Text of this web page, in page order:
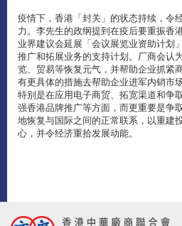
疫情下，香港「封关」的状态持续，令
力。李先生的政纲提到在疫后要重振香
业界建议会延展「会议展览业资助计划
推广和拓展业务的支持计划。厂商会认
览、贸易等恢复元气，并帮助企业抓紧
有更具体的措施去帮助企业进军内销市
特别是在应用电子商贸、拓宽渠道和争
强香港品牌推广等方面，而更重要是争
地恢复与国际之间的正常联系，以重建
心，并令经济重拾发展动能。